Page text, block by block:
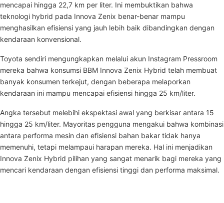
mencapai hingga 22,7 km per liter. Ini membuktikan bahwa
teknologi hybrid pada Innova Zenix benar-benar mampu
menghasilkan efisiensi yang jauh lebih baik dibandingkan dengan
kendaraan konvensional.
Toyota sendiri mengungkapkan melalui akun Instagram Pressroom
mereka bahwa konsumsi BBM Innova Zenix Hybrid telah membuat
banyak konsumen terkejut, dengan beberapa melaporkan
kendaraan ini mampu mencapai efisiensi hingga 25 km/liter.
Angka tersebut melebihi ekspektasi awal yang berkisar antara 15
hingga 25 km/liter. Mayoritas pengguna mengakui bahwa kombinasi
antara performa mesin dan efisiensi bahan bakar tidak hanya
memenuhi, tetapi melampaui harapan mereka. Hal ini menjadikan
Innova Zenix Hybrid pilihan yang sangat menarik bagi mereka yang
mencari kendaraan dengan efisiensi tinggi dan performa maksimal.